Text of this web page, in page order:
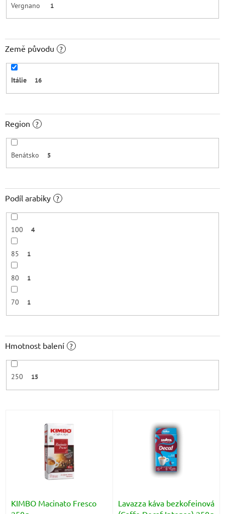
Vergnano 1
Země původu ?
Itálie 16
Region ?
Benátsko 5
Podíl arabiky ?
100 4
85 1
80 1
70 1
Hmotnost balení ?
250 15
KIMBO Macinato Fresco
Lavazza káva bezkofeinová